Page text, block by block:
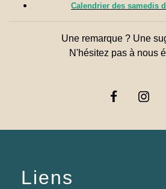
Calendrier des samedis
Une remarque ? Une
N'hésitez pas à nous
Liens